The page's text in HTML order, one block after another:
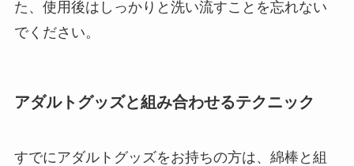
た、使用後はしっかりと洗い流すことを忘れない
でください。
アダルトグッズと組み合わせるテクニック
すでにアダルトグッズをお持ちの方は、綿棒と組